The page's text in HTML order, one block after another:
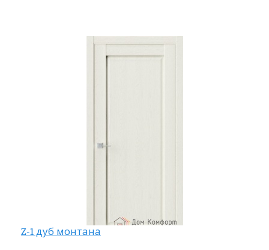
Z-1 дуб монтана